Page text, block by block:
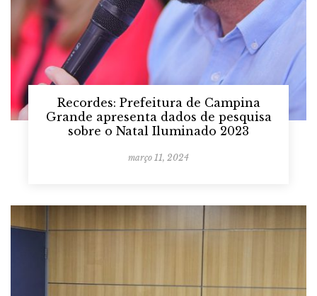
Recordes: Prefeitura de Campina
Grande apresenta dados de pesquisa
sobre o Natal Iluminado 2023
março 11, 2024